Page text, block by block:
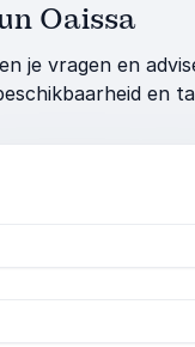
Oaissa
je vragen en
en